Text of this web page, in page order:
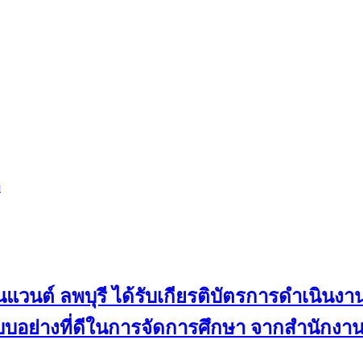
วนต์ ลพบุรี ได้รับเกียรติบัตรการดำเนินง
บอย่างที่ดีในการจัดการศึกษา จากสำนักง